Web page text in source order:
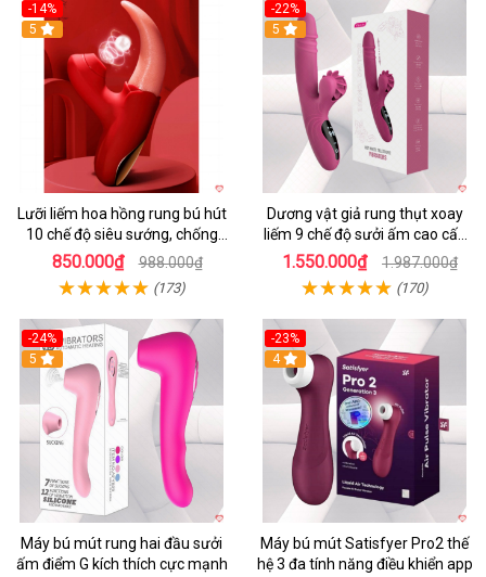
-14%
5
Lưỡi liếm hoa hồng rung bú hút
10 chế độ siêu sướng, chống
nước
850.000₫ 988.000₫
(173)
-22%
5
Dương vật giả rung thụt xoay
liếm 9 chế độ sưởi ấm cao cấp
Yeain Hot Whell
1.550.000₫ 1.987.000₫
(170)
-24%
5
Máy bú mút rung hai đầu sưởi
ấm điểm G kích thích cực mạnh
-23%
4
Máy bú mút Satisfyer Pro2 thế
hệ 3 đa tính năng điều khiển app